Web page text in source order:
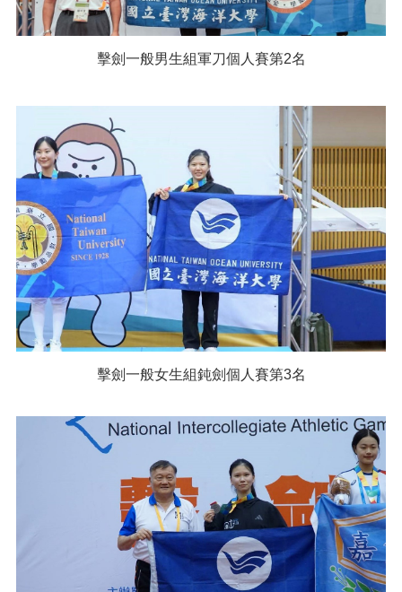
擊劍一般男生組軍刀個人賽第2名
擊劍一般女生組鈍劍個人賽第3名